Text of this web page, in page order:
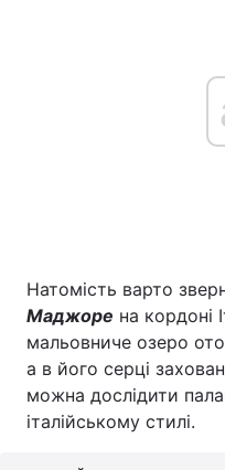
Натомість варто
Маджоре на кордоні
мальовниче озеро
а в його серці
можна дослідити
італійському стилі.